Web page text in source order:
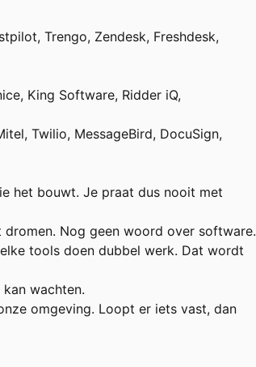
Trengo, Zendesk, Freshdesk,
King Software, Ridder iQ,
Twilio, MessageBird, DocuSign,
het bouwt. Je praat dus nooit met
Nog geen woord over software.
tools doen dubbel werk. Dat wordt
wachten.
omgeving. Loopt er iets vast, dan